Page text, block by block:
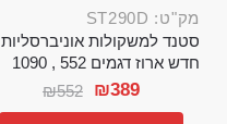
מק"ט: ST290D
סטנד למשקולות אוניברסליות
חדש ארוז דגמים 552 , 1090
₪552 ₪389